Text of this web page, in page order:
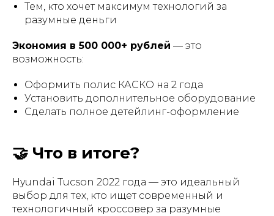
Тем, кто хочет максимум технологий за
разумные деньги
Экономия в 500 000+ рублей — это
возможность:
Оформить полис КАСКО на 2 года
Установить дополнительное оборудование
Сделать полное детейлинг-оформление
🤝 Что в итоге?
Hyundai Tucson 2022 года — это идеальный
выбор для тех, кто ищет современный и
технологичный кроссовер за разумные